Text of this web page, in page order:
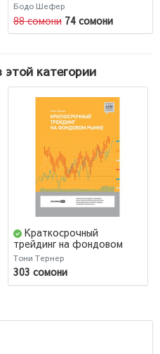
Бодо Шефер
88 сомони 74 сомони
категории
Краткосрочный
трейдинг на фондовом
рынке
Тони Тернер
303 сомони